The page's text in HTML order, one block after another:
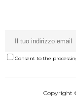
Consent to the
Copyright